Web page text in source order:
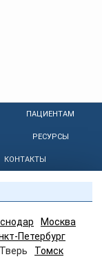
ПАЦИЕНТАМ
РЕСУРСЫ
КОНТАКТЫ
Москва
Петербург
Тверь
Томск